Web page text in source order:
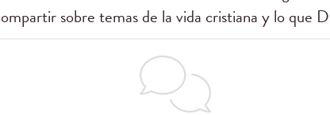
sobre temas de la vida cristiana y lo que